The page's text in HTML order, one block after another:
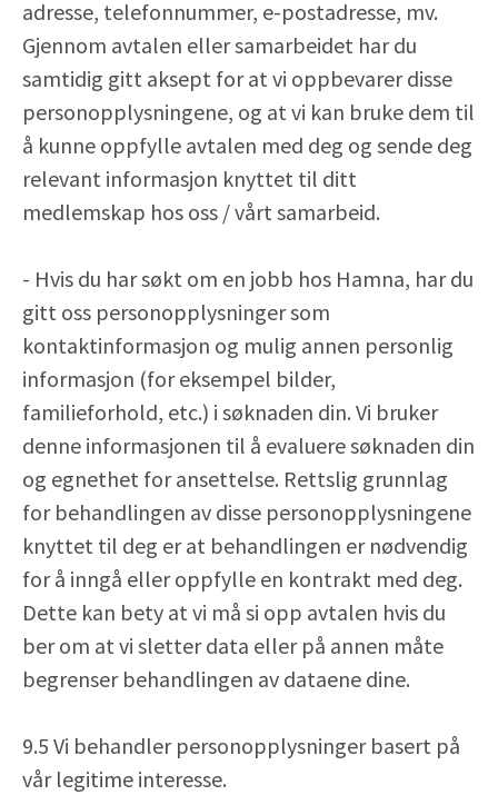
adresse, telefonnummer, e-postadresse, mv.
Gjennom avtalen eller samarbeidet har du
samtidig gitt aksept for at vi oppbevarer disse
personopplysningene, og at vi kan bruke dem til
å kunne oppfylle avtalen med deg og sende deg
relevant informasjon knyttet til ditt
medlemskap hos oss / vårt samarbeid.
- Hvis du har søkt om en jobb hos Hamna, har du
gitt oss personopplysninger som
kontaktinformasjon og mulig annen personlig
informasjon (for eksempel bilder,
familieforhold, etc.) i søknaden din. Vi bruker
denne informasjonen til å evaluere søknaden din
og egnethet for ansettelse. Rettslig grunnlag
for behandlingen av disse personopplysningene
knyttet til deg er at behandlingen er nødvendig
for å inngå eller oppfylle en kontrakt med deg.
Dette kan bety at vi må si opp avtalen hvis du
ber om at vi sletter data eller på annen måte
begrenser behandlingen av dataene dine.
9.5 Vi behandler personopplysninger basert på
vår legitime interesse.